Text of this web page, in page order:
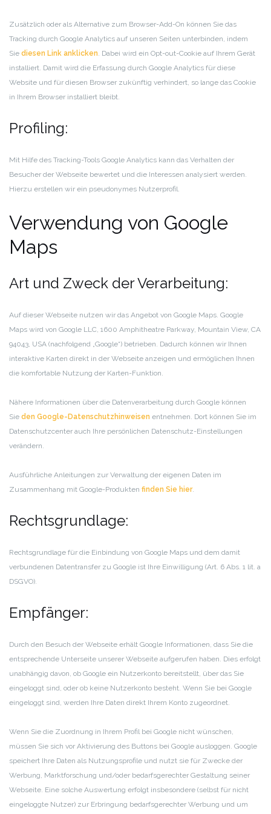
Zusätzlich oder als Alternative zum Browser-Add-On können Sie das
Tracking durch Google Analytics auf unseren Seiten unterbinden, indem
Sie diesen Link anklicken. Dabei wird ein Opt-out-Cookie auf Ihrem Gerät
installiert. Damit wird die Erfassung durch Google Analytics für diese
Website und für diesen Browser zukünftig verhindert, so lange das Cookie
in Ihrem Browser installiert bleibt.
Profiling:
Mit Hilfe des Tracking-Tools Google Analytics kann das Verhalten der
Besucher der Webseite bewertet und die Interessen analysiert werden.
Hierzu erstellen wir ein pseudonymes Nutzerprofil.
Verwendung von Google
Maps
Art und Zweck der Verarbeitung:
Auf dieser Webseite nutzen wir das Angebot von Google Maps. Google
Maps wird von Google LLC, 1600 Amphitheatre Parkway, Mountain View, CA
94043, USA (nachfolgend „Google“) betrieben. Dadurch können wir Ihnen
interaktive Karten direkt in der Webseite anzeigen und ermöglichen Ihnen
die komfortable Nutzung der Karten-Funktion.
Nähere Informationen über die Datenverarbeitung durch Google können
Sie den Google-Datenschutzhinweisen entnehmen. Dort können Sie im
Datenschutzcenter auch Ihre persönlichen Datenschutz-Einstellungen
verändern.
Ausführliche Anleitungen zur Verwaltung der eigenen Daten im
Zusammenhang mit Google-Produkten finden Sie hier.
Rechtsgrundlage:
Rechtsgrundlage für die Einbindung von Google Maps und dem damit
verbundenen Datentransfer zu Google ist Ihre Einwilligung (Art. 6 Abs. 1 lit. a
DSGVO).
Empfänger:
Durch den Besuch der Webseite erhält Google Informationen, dass Sie die
entsprechende Unterseite unserer Webseite aufgerufen haben. Dies erfolgt
unabhängig davon, ob Google ein Nutzerkonto bereitstellt, über das Sie
eingeloggt sind, oder ob keine Nutzerkonto besteht. Wenn Sie bei Google
eingeloggt sind, werden Ihre Daten direkt Ihrem Konto zugeordnet.
Wenn Sie die Zuordnung in Ihrem Profil bei Google nicht wünschen,
müssen Sie sich vor Aktivierung des Buttons bei Google ausloggen. Google
speichert Ihre Daten als Nutzungsprofile und nutzt sie für Zwecke der
Werbung, Marktforschung und/oder bedarfsgerechter Gestaltung seiner
Webseite. Eine solche Auswertung erfolgt insbesondere (selbst für nicht
eingeloggte Nutzer) zur Erbringung bedarfsgerechter Werbung und um